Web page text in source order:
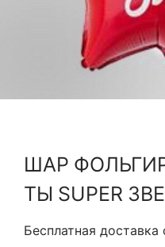
ШАР
ТЫ SUPER
Бесплатная
продаем ваши